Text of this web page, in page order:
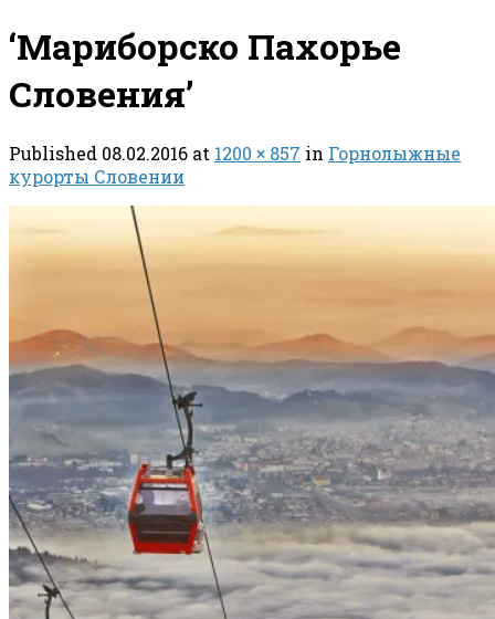
‘Мариборско Пахорье
Словения’
Published 08.02.2016 at 1200 × 857 in Горнолыжные
курорты Словении